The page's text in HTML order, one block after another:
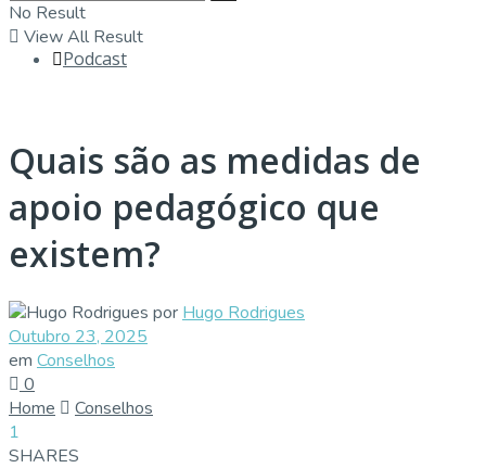
Podcast
No Result
View All Result
Quais são as medidas de
apoio pedagógico que
existem?
por Hugo Rodrigues
Outubro 23, 2025
em Conselhos
0
Home
Conselhos
1
SHARES